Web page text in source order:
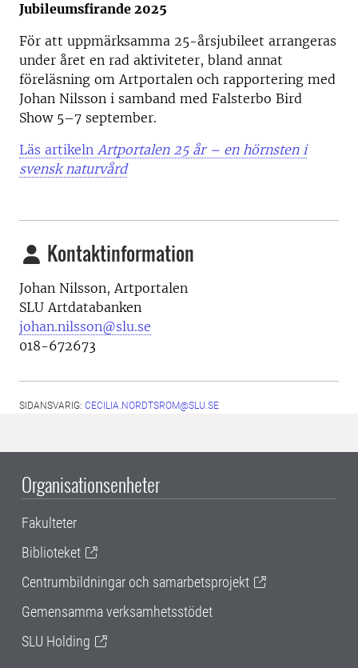
Jubileumsfirande 2025
För att uppmärksamma 25-årsjubileet arrangeras
under året en rad aktiviteter, bland annat
föreläsning om Artportalen och rapportering med
Johan Nilsson i samband med Falsterbo Bird
Show 5–7 september.
Läs artikeln Artportalen 25 år – en hörnsten i
svensk naturvård
Kontaktinformation
Johan Nilsson, Artportalen
SLU Artdatabanken
johan.nilsson@slu.se
018-672673
SIDANSVARIG: CECILIA.NORDTSROM@SLU.SE
Organisationsenheter
Fakulteter
Biblioteket
Centrumbildningar och samarbetsprojekt
Gemensamma verksamhetsstödet
SLU Holding